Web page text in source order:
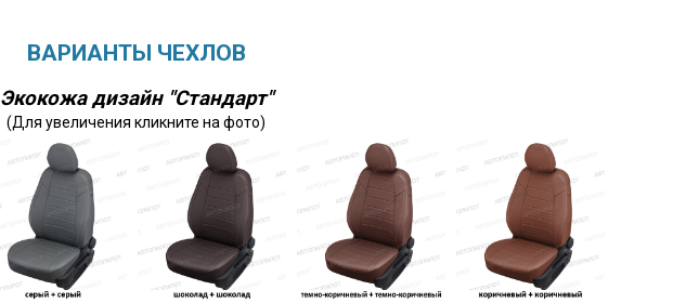
ВАРИАНТЫ ЧЕХЛОВ
Экокожа дизайн "Стандарт"
(Для увеличения кликните на фото)